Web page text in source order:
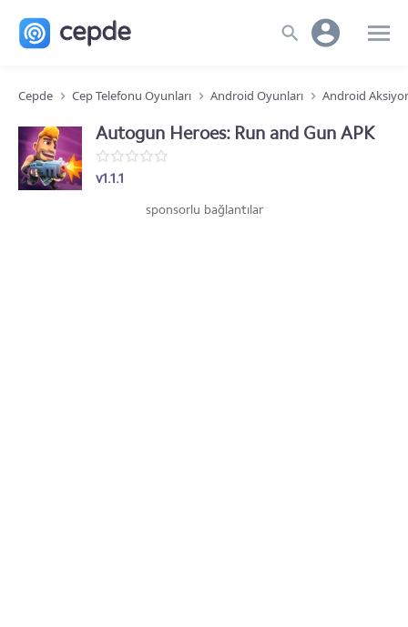
Cepde Cep Telefonu Oyunları Android Oyunları Android
Autogun Heroes: Run and Gun APK
v1.1.1
sponsorlu bağlantılar